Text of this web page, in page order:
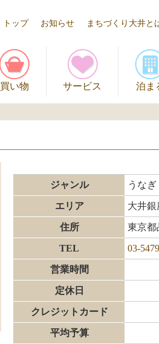
トップ お知らせ まちづくり大井と
買い物 サービス 泊ま
ジャンル うなぎ
エリア 大井
住所 東京都
TEL 03-
営業時間
定休日
クレジットカード
平均予算